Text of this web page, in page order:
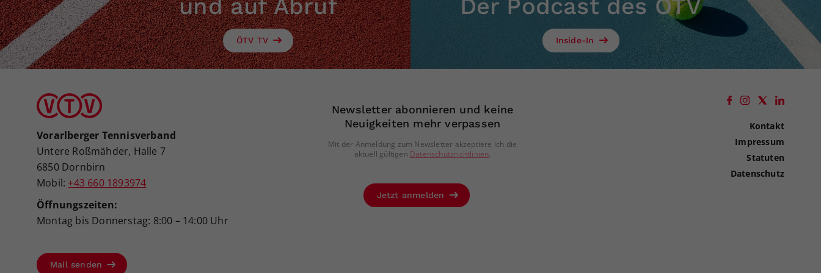
und auf Abruf
ÖTV TV
Der Podcast des ÖTV
Inside-In
Vorarlberger Tennisverband
Untere Roßmähder, Halle 7
6850 Dornbirn
Mobil: +43 660 1893974
Öffnungszeiten:
Montag bis Donnerstag: 8:00 – 14:00 Uhr
Mail senden
Newsletter abonnieren und keine
Neuigkeiten mehr verpassen
Mit der Anmeldung zum Newsletter akzeptiere ich die
aktuell gültigen Datenschutzrichtlinien.
Jetzt anmelden
Kontakt
Impressum
Statuten
Datenschutz
Ihrer vorgenommen Einstellungen, falls der
Webseiten-Betreiber dies eingestellt hat.